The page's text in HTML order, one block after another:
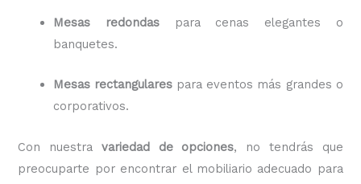
Mesas redondaspara cenas elegantes o
banquetes.
Mesas rectangulares para eventos más grandes o
corporativos.
Con nuestra variedad de opciones, no tendrás que
preocuparte por encontrar el mobiliario adecuado para